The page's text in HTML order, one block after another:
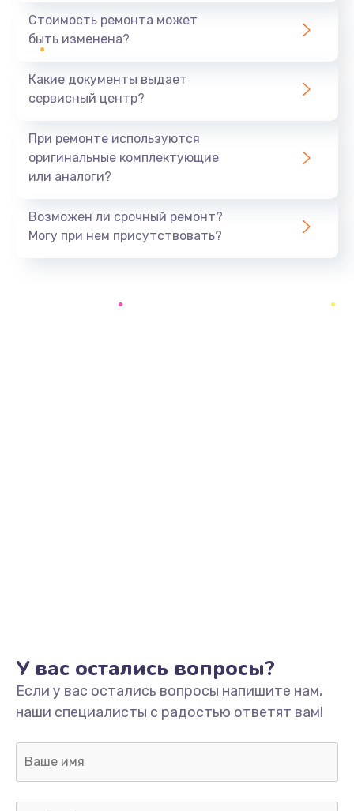
1440 руб.
Ремонт южного моста
Замена батарейки BIOS
Заказать
Замена/Pемонт карбюратора
1300 руб.
Заказать
Ремонт капиллярной трубки
400 руб.
Стоимость ремонта может
быть изменена?
Какие документы выдает
сервисный центр?
При ремонте используются
оригинальные комплектующие
или аналоги?
Возможен ли срочный ремонт?
Могу при нем присутствовать?
У вас остались вопросы?
Если у вас остались вопросы напишите нам,
наши специалисты с радостью ответят вам!